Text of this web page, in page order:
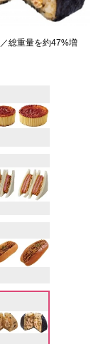
総重量を約47%増